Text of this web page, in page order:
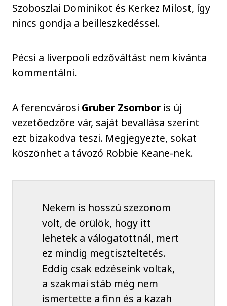
Szoboszlai Dominikot és Kerkez Milost, így
nincs gondja a beilleszkedéssel.
Pécsi a liverpooli edzőváltást nem kívánta
kommentálni.
A ferencvárosi Gruber Zsombor is új
vezetőedzőre vár, saját bevallása szerint
ezt bizakodva teszi. Megjegyezte, sokat
köszönhet a távozó Robbie Keane-nek.
Nekem is hosszú szezonom
volt, de örülök, hogy itt
lehetek a válogatottnál, mert
ez mindig megtiszteltetés.
Eddig csak edzéseink voltak,
a szakmai stáb még nem
ismertette a finn és a kazah